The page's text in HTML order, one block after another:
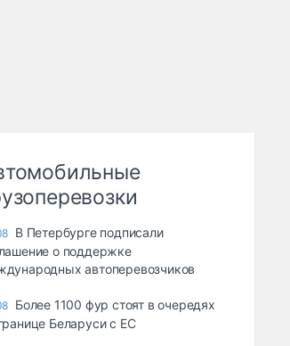
В Петербурге подписали
о поддержке
автоперевозчиков
Более 1100 фур стоят в очередях
Беларуси с ЕС